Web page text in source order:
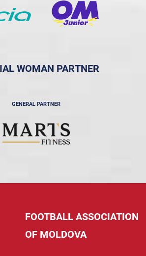
WOMAN PARTNER
GENERAL PARTNER
FOOTBALL ASSOCIATION
OF MOLDOVA